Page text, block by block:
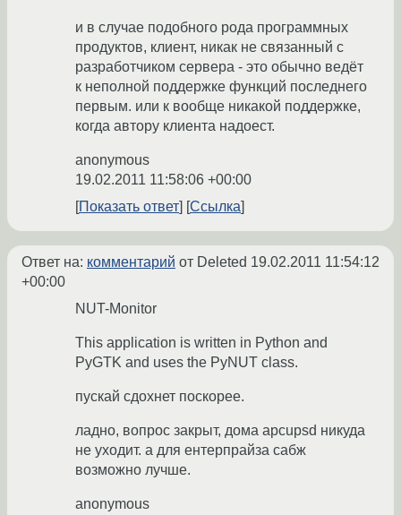
и в случае подобного рода программных
продуктов, клиент, никак не связанный с
разработчиком сервера - это обычно ведёт
к неполной поддержке функций последнего
первым. или к вообще никакой поддержке,
когда автору клиента надоест.
anonymous
19.02.2011 11:58:06 +00:00
Показать ответ
Ссылка
Ответ на: комментарий от Deleted 19.02.2011 11:54:12
+00:00
NUT-Monitor
This application is written in Python and
PyGTK and uses the PyNUT class.
пускай сдохнет поскорее.
ладно, вопрос закрыт, дома apcupsd никуда
не уходит. а для ентерпрайза сабж
возможно лучше.
anonymous